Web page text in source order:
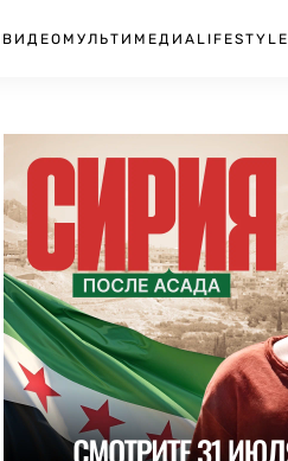
ВИДЕО МУЛЬТИМЕДИА LIFESTYLE